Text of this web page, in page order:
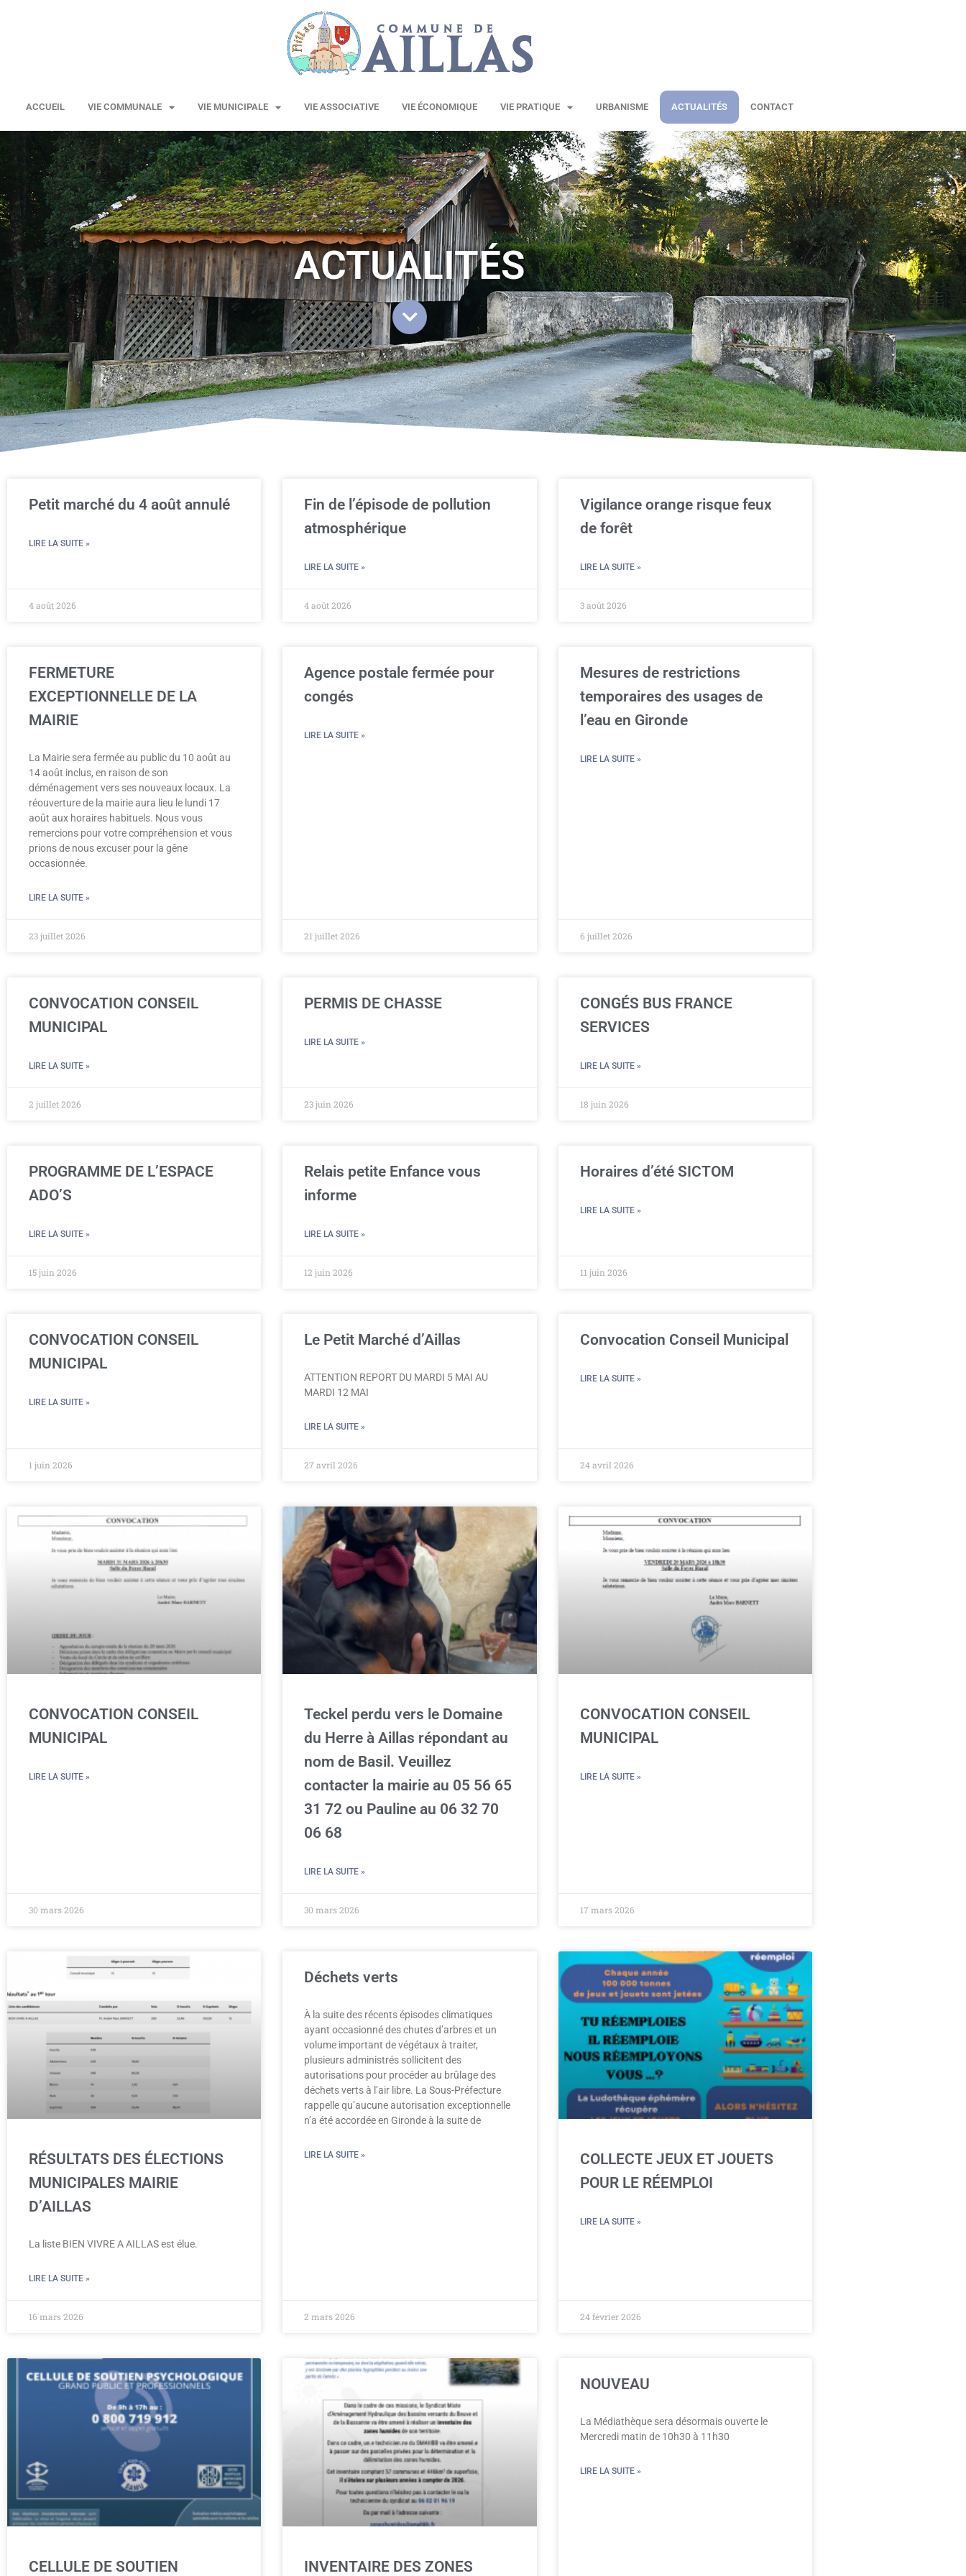
ACCUEIL VIE COMMUNALE VIE MUNICIPALE VIE ASSOCIATIVE VIE ÉCONOMIQUE VIE PRATIQUE URBANISME ACTUALITÉS CONTACT
ACTUALITÉS
Petit marché du 4 août annulé
LIRE LA SUITE »
4 août 2026
Fin de l’épisode de pollution
atmosphérique
LIRE LA SUITE »
4 août 2026
Vigilance orange risque feux
de forêt
LIRE LA SUITE »
3 août 2026
FERMETURE
EXCEPTIONNELLE DE LA
MAIRIE
La Mairie sera fermée au public du 10 août au
14 août inclus, en raison de son
déménagement vers ses nouveaux locaux. La
réouverture de la mairie aura lieu le lundi 17
août aux horaires habituels. Nous vous
remercions pour votre compréhension et vous
prions de nous excuser pour la gêne
occasionnée.
LIRE LA SUITE »
23 juillet 2026
Agence postale fermée pour
congés
LIRE LA SUITE »
21 juillet 2026
Mesures de restrictions
temporaires des usages de
l’eau en Gironde
LIRE LA SUITE »
6 juillet 2026
CONVOCATION CONSEIL
MUNICIPAL
LIRE LA SUITE »
2 juillet 2026
PERMIS DE CHASSE
LIRE LA SUITE »
23 juin 2026
CONGÉS BUS FRANCE
SERVICES
LIRE LA SUITE »
18 juin 2026
PROGRAMME DE L’ESPACE
ADO’S
LIRE LA SUITE »
15 juin 2026
Relais petite Enfance vous
informe
LIRE LA SUITE »
12 juin 2026
Horaires d’été SICTOM
LIRE LA SUITE »
11 juin 2026
CONVOCATION CONSEIL
MUNICIPAL
LIRE LA SUITE »
1 juin 2026
Le Petit Marché d’Aillas
ATTENTION REPORT DU MARDI 5 MAI AU
MARDI 12 MAI
LIRE LA SUITE »
27 avril 2026
Convocation Conseil Municipal
LIRE LA SUITE »
24 avril 2026
CONVOCATION CONSEIL
MUNICIPAL
LIRE LA SUITE »
30 mars 2026
Teckel perdu vers le Domaine
du Herre à Aillas répondant au
nom de Basil. Veuillez
contacter la mairie au 05 56 65
31 72 ou Pauline au 06 32 70
06 68
LIRE LA SUITE »
30 mars 2026
CONVOCATION CONSEIL
MUNICIPAL
LIRE LA SUITE »
17 mars 2026
RÉSULTATS DES ÉLECTIONS
MUNICIPALES MAIRIE
D’AILLAS
La liste BIEN VIVRE A AILLAS est élue.
LIRE LA SUITE »
16 mars 2026
Déchets verts
À la suite des récents épisodes climatiques
ayant occasionné des chutes d’arbres et un
volume important de végétaux à traiter,
plusieurs administrés sollicitent des
autorisations pour procéder au brûlage des
déchets verts à l’air libre. La Sous-Préfecture
rappelle qu’aucune autorisation exceptionnelle
n’a été accordée en Gironde à la suite de
LIRE LA SUITE »
2 mars 2026
COLLECTE JEUX ET JOUETS
POUR LE RÉEMPLOI
LIRE LA SUITE »
24 février 2026
CELLULE DE SOUTIEN INVENTAIRE DES ZONES
NOUVEAU
La Médiathèque sera désormais ouverte le
Mercredi matin de 10h30 à 11h30
LIRE LA SUITE »